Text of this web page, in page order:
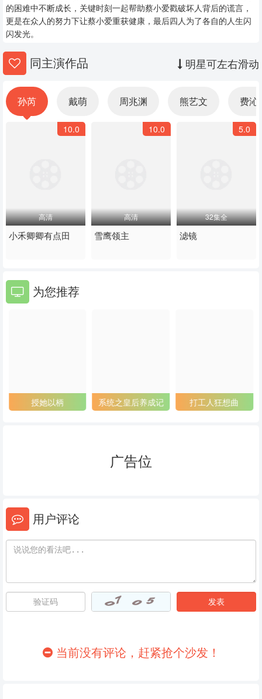
37 38 39
43 45
46
的困难中不断成长，关键时刻一起帮助蔡小爱戳破坏人背后的谎言，
更是在众人的努力下让蔡小爱重获健康，最后四人为了各自的人生闪
闪发光。
同主演作品 明星可左右滑动
孙芮 戴萌 周兆渊 熊艺文 费沁
10.0
高清
小禾卿卿有点田
10.0
高清
雪鹰领主
5.0
32集全
滤镜
为您推荐
授她以柄 系统之皇后养成记 打工人狂想曲
广告位
用户评论
当前没有评论，赶紧抢个沙发！